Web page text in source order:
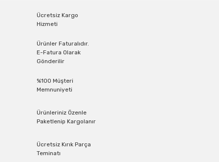
Ücretsiz Kargo
Hizmeti
Ürünler Faturalıdır.
E-Fatura Olarak
Gönderilir
%100 Müşteri
Memnuniyeti
Ürünleriniz Özenle
Paketlenip Kargolanır
Ücretsiz Kırık Parça
Teminatı